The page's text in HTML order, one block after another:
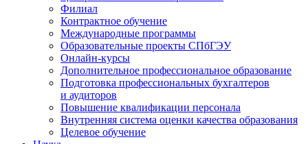
Филиал
Контрактное обучение
Международные программы
Образовательные проекты СПбГЭУ
Онлайн-курсы
Дополнительное профессиональное образование
Подготовка профессиональных бухгалтеров
и аудиторов
Повышение квалификации персонала
Внутренняя система оценки качества образования
Целевое обучение